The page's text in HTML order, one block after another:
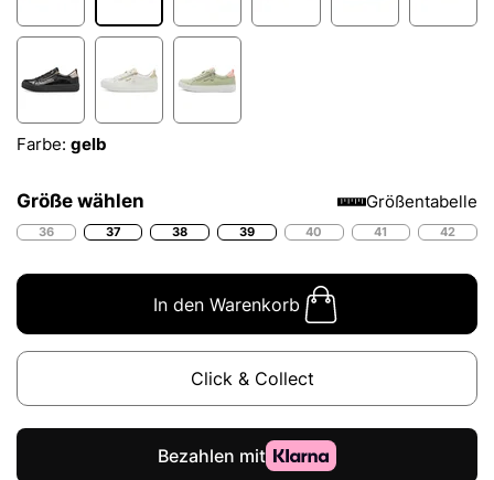
Farbe: gelb
Größe wählen Größentabelle
36 37 38 39 40 41 42
In den Warenkorb
Click & Collect